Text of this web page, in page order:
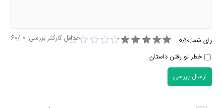
رای شما: 0/10
خطر لو رفتن داستان
حداقل کارکتر بررسی: 0
/60
ارسال بررسی